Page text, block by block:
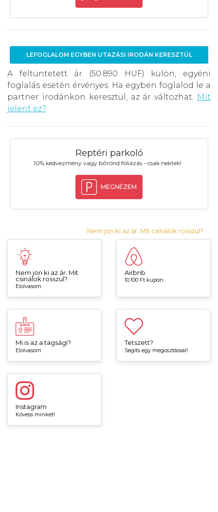
LEFOGLALOM EGYBEN UTAZÁSI IRODÁN KERESZTÜL
A feltüntetett ár (50.890 HUF) külön, egyéni
foglalás esetén érvényes. Ha egyben foglalod le a
partner irodánkon keresztül, az ár változhat. Mit
jelent ez?
Reptéri parkoló
10% kedvezmény vagy bőrönd fóliázás - csak nektek!
MEGNÉZEM
Nem jön ki az ár. Mit csinálok rosszul?
Nem jön ki az ár. Mit
csinálok rosszul?
Elolvasom
Airbnb
10.100 Ft kupon
Mi is az a tagsági?
Elolvasom
Tetszett?
Segíts egy megosztással!
Instagram
Kövess minket!